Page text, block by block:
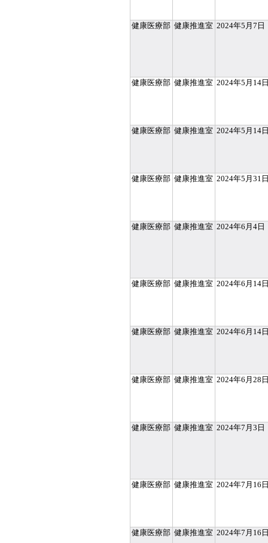
健康医療部 健康推進室 2024年5月7日
健康医療部 健康推進室 2024年5月14
健康医療部 健康推進室 2024年5月14
健康医療部 健康推進室 2024年5月31
健康医療部 健康推進室 2024年6月4日
健康医療部 健康推進室 2024年6月14
健康医療部 健康推進室 2024年6月14
健康医療部 健康推進室 2024年6月28
健康医療部 健康推進室 2024年7月3日
健康医療部 健康推進室 2024年7月16
健康医療部 健康推進室 2024年7月16